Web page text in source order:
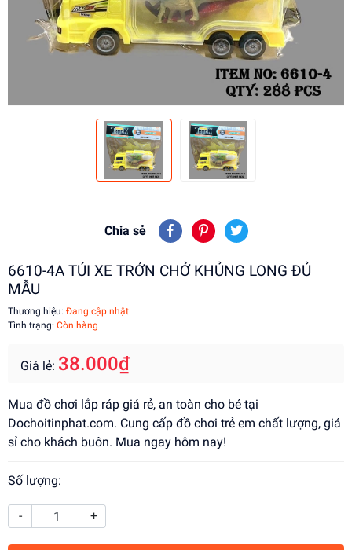
Chia sẻ
6610-4A TÚI XE TRỚN CHỞ KHỦNG LONG ĐỦ
MẪU
Thương hiệu: Đang cập nhật
Tình trạng: Còn hàng
Giá lẻ: 38.000₫
Mua đồ chơi lắp ráp giá rẻ, an toàn cho bé tại
Dochoitinphat.com. Cung cấp đồ chơi trẻ em chất lượng, giá
sỉ cho khách buôn. Mua ngay hôm nay!
Số lượng:
- +